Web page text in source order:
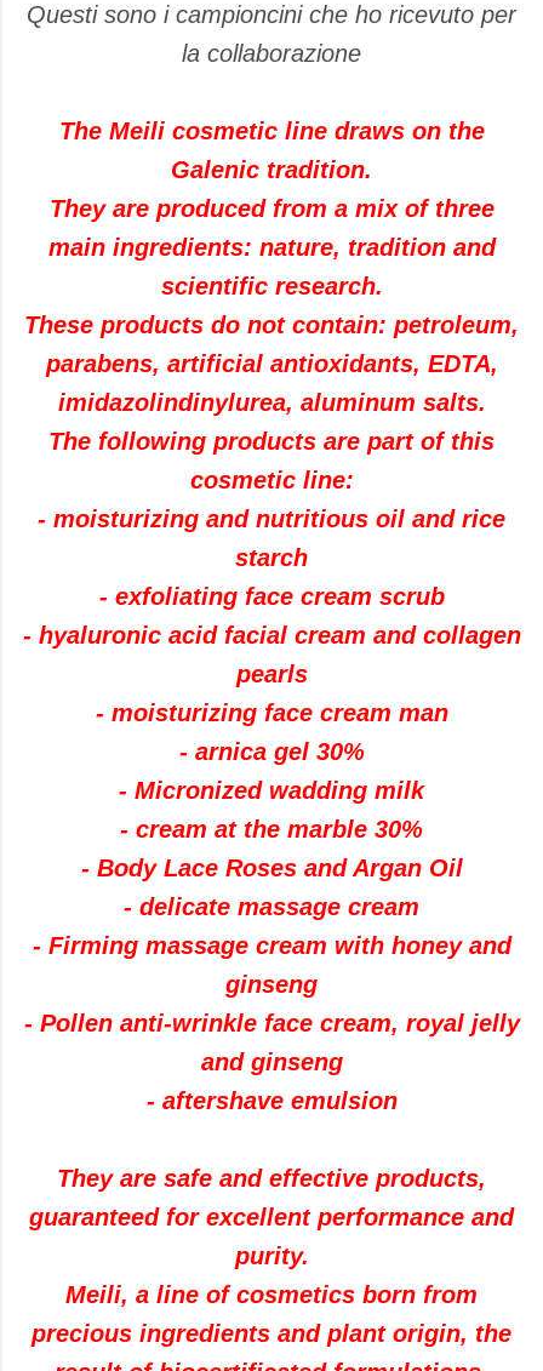
Questi sono i campioncini che ho ricevuto per
la collaborazione
The Meili cosmetic line draws on the
Galenic tradition.
They are produced from a mix of three
main ingredients: nature, tradition and
scientific research.
These products do not contain: petroleum,
parabens, artificial antioxidants, EDTA,
imidazolindinylurea, aluminum salts.
The following products are part of this
cosmetic line:
- moisturizing and nutritious oil and rice
starch
- exfoliating face cream scrub
- hyaluronic acid facial cream and collagen
pearls
- moisturizing face cream man
- arnica gel 30%
- Micronized wadding milk
- cream at the marble 30%
- Body Lace Roses and Argan Oil
- delicate massage cream
- Firming massage cream with honey and
ginseng
- Pollen anti-wrinkle face cream, royal jelly
and ginseng
- aftershave emulsion
They are safe and effective products,
guaranteed for excellent performance and
purity.
Meili, a line of cosmetics born from
precious ingredients and plant origin, the